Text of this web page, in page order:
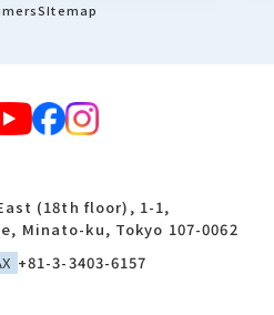
(18th floor), 1-1,
Minato-ku, Tokyo 107-0062
+81-3-3403-6157
Sitemap